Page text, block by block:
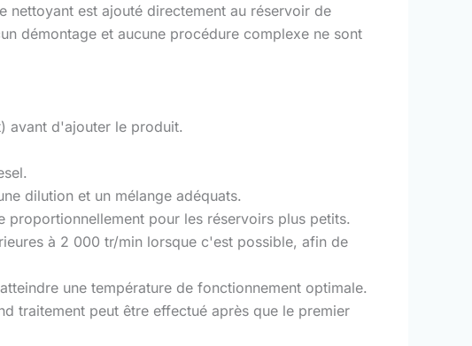
nettoyant est ajouté directement au réservoir de
démontage et aucune procédure complexe ne sont
avant d'ajouter le produit.
dilution et un mélange adéquats.
pour les réservoirs plus petits.
à 2 000 tr/min lorsque c'est possible, afin de
une température de fonctionnement optimale.
traitement peut être effectué après que le premier